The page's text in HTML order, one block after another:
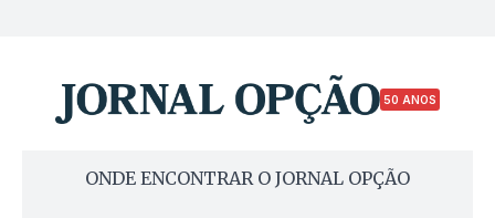
50 ANOS
ONDE ENCONTRAR O JORNAL OPÇÃO